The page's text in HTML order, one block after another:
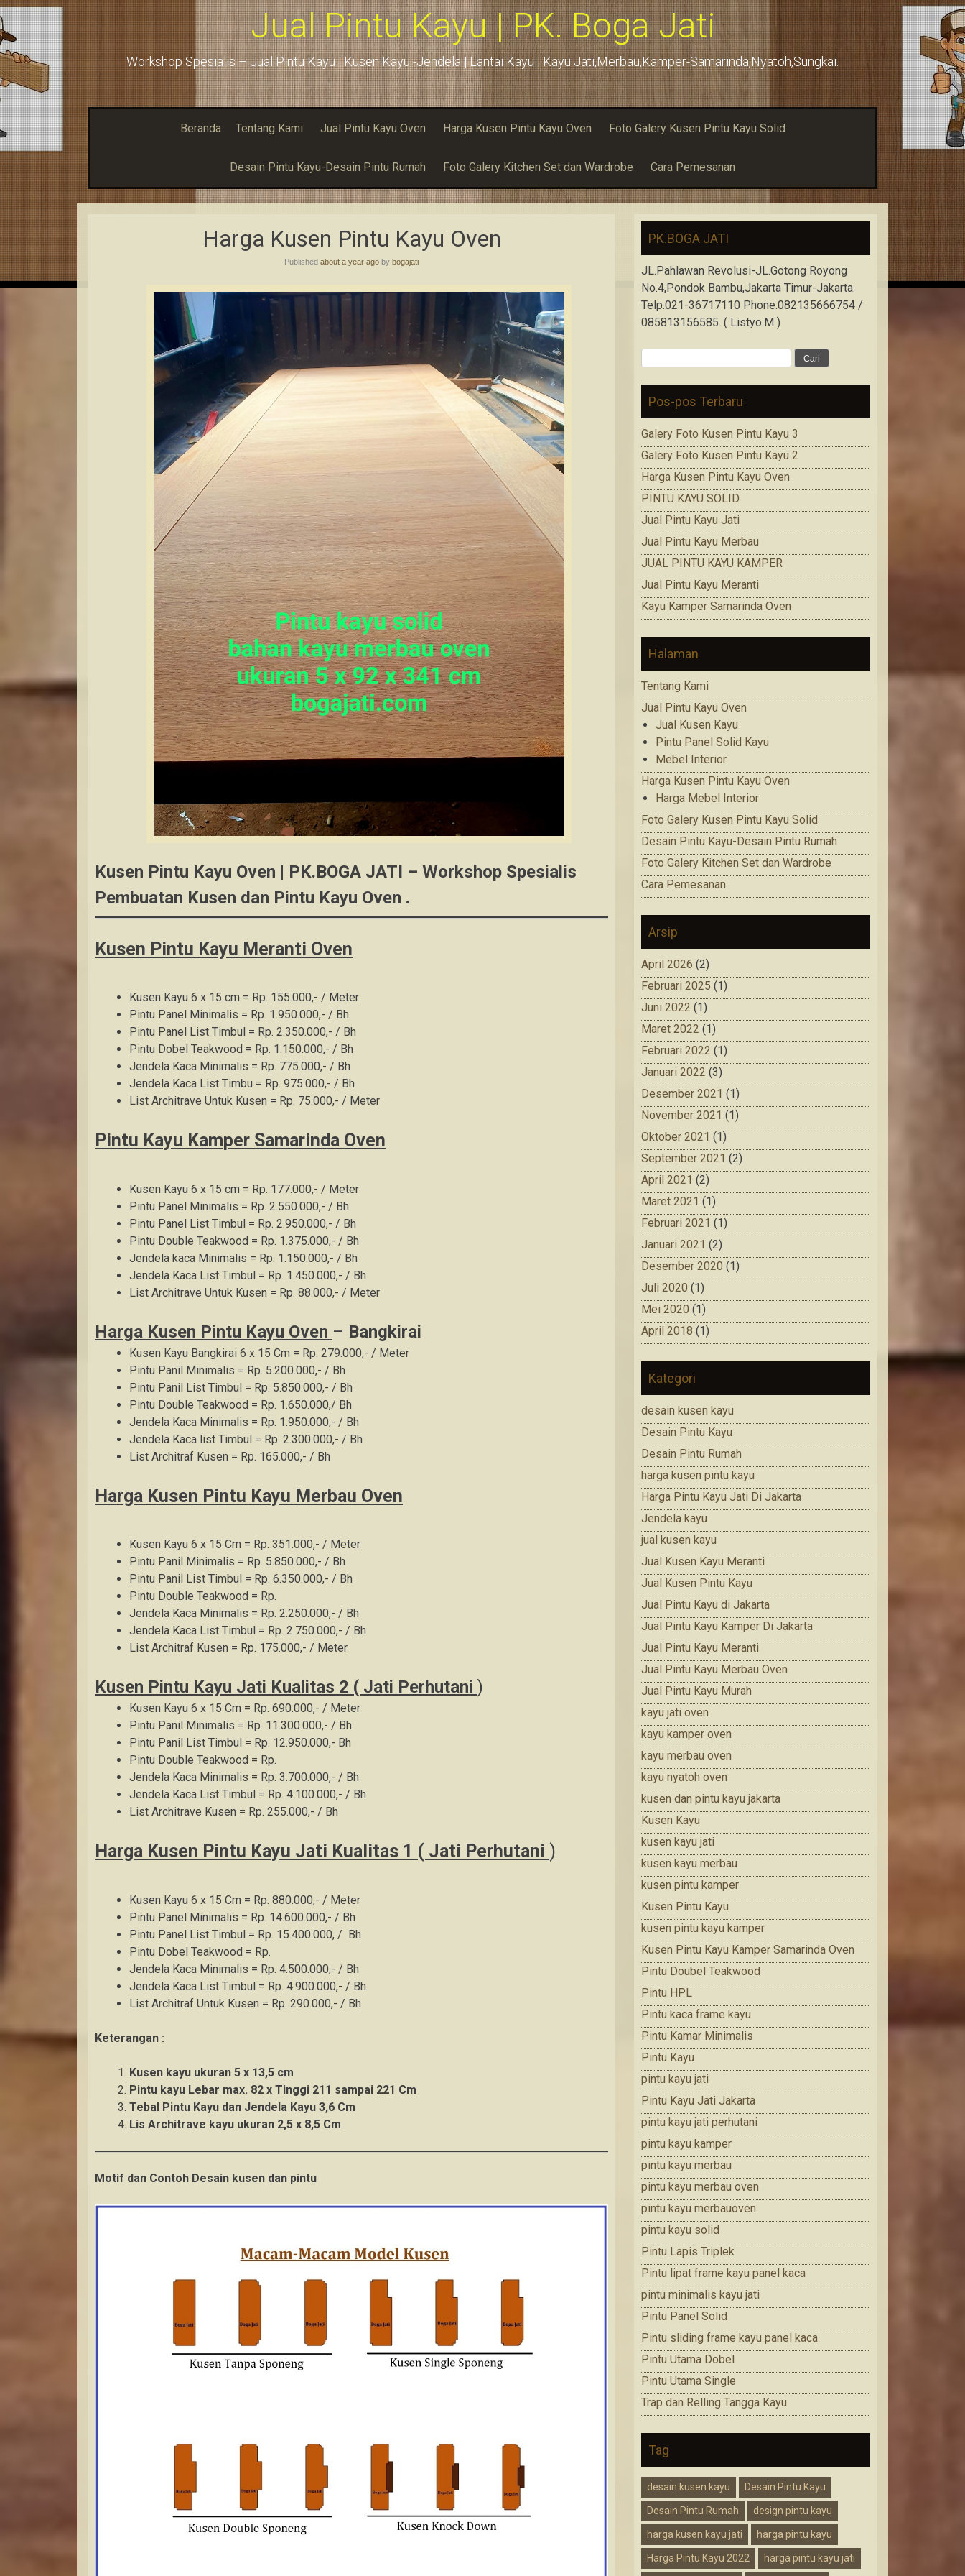
Jual Pintu Kayu | PK. Boga Jati
Workshop Spesialis – Jual Pintu Kayu | Kusen Kayu -Jendela | Lantai Kayu | Kayu Jati,Merbau,Kamper-Samarinda,Nyatoh,Sungkai.
Beranda Tentang Kami Jual Pintu Kayu Oven Harga Kusen Pintu Kayu Oven Foto Galery Kusen Pintu Kayu Solid
Desain Pintu Kayu-Desain Pintu Rumah Foto Galery Kitchen Set dan Wardrobe Cara Pemesanan
Harga Kusen Pintu Kayu Oven
Published about a year ago by bogajati
Kusen Pintu Kayu Oven | PK.BOGA JATI – Workshop Spesialis
Pembuatan Kusen dan Pintu Kayu Oven .
Kusen Pintu Kayu Meranti Oven
Kusen Kayu 6 x 15 cm = Rp. 155.000,- / Meter
Pintu Panel Minimalis = Rp. 1.950.000,- / Bh
Pintu Panel List Timbul = Rp. 2.350.000,- / Bh
Pintu Dobel Teakwood = Rp. 1.150.000,- / Bh
Jendela Kaca Minimalis = Rp. 775.000,- / Bh
Jendela Kaca List Timbu = Rp. 975.000,- / Bh
List Architrave Untuk Kusen = Rp. 75.000,- / Meter
Pintu Kayu Kamper Samarinda Oven
Kusen Kayu 6 x 15 cm = Rp. 177.000,- / Meter
Pintu Panel Minimalis = Rp. 2.550.000,- / Bh
Pintu Panel List Timbul = Rp. 2.950.000,- / Bh
Pintu Double Teakwood = Rp. 1.375.000,- / Bh
Jendela kaca Minimalis = Rp. 1.150.000,- / Bh
Jendela Kaca List Timbul = Rp. 1.450.000,- / Bh
List Architrave Untuk Kusen = Rp. 88.000,- / Meter
Harga Kusen Pintu Kayu Oven – Bangkirai
Kusen Kayu Bangkirai 6 x 15 Cm = Rp. 279.000,- / Meter
Pintu Panil Minimalis = Rp. 5.200.000,- / Bh
Pintu Panil List Timbul = Rp. 5.850.000,- / Bh
Pintu Double Teakwood = Rp. 1.650.000,/ Bh
Jendela Kaca Minimalis = Rp. 1.950.000,- / Bh
Jendela Kaca list Timbul = Rp. 2.300.000,- / Bh
List Architraf Kusen = Rp. 165.000,- / Bh
Harga Kusen Pintu Kayu Merbau Oven
Kusen Kayu 6 x 15 Cm = Rp. 351.000,- / Meter
Pintu Panil Minimalis = Rp. 5.850.000,- / Bh
Pintu Panil List Timbul = Rp. 6.350.000,- / Bh
Pintu Double Teakwood = Rp.
Jendela Kaca Minimalis = Rp. 2.250.000,- / Bh
Jendela Kaca List Timbul = Rp. 2.750.000,- / Bh
List Architraf Kusen = Rp. 175.000,- / Meter
Kusen Pintu Kayu Jati Kualitas 2 ( Jati Perhutani )
Kusen Kayu 6 x 15 Cm = Rp. 690.000,- / Meter
Pintu Panil Minimalis = Rp. 11.300.000,- / Bh
Pintu Panil List Timbul = Rp. 12.950.000,- Bh
Pintu Double Teakwood = Rp.
Jendela Kaca Minimalis = Rp. 3.700.000,- / Bh
Jendela Kaca List Timbul = Rp. 4.100.000,- / Bh
List Architrave Kusen = Rp. 255.000,- / Bh
Harga Kusen Pintu Kayu Jati Kualitas 1 ( Jati Perhutani )
Kusen Kayu 6 x 15 Cm = Rp. 880.000,- / Meter
Pintu Panel Minimalis = Rp. 14.600.000,- / Bh
Pintu Panel List Timbul = Rp. 15.400.000, / Bh
Pintu Dobel Teakwood = Rp.
Jendela Kaca Minimalis = Rp. 4.500.000,- / Bh
Jendela Kaca List Timbul = Rp. 4.900.000,- / Bh
List Architraf Untuk Kusen = Rp. 290.000,- / Bh
Keterangan :
Kusen kayu ukuran 5 x 13,5 cm
Pintu kayu Lebar max. 82 x Tinggi 211 sampai 221 Cm
Tebal Pintu Kayu dan Jendela Kayu 3,6 Cm
Lis Architrave kayu ukuran 2,5 x 8,5 Cm
Motif dan Contoh Desain kusen dan pintu
PK.BOGA JATI
JL.Pahlawan Revolusi-JL.Gotong Royong
No.4,Pondok Bambu,Jakarta Timur-Jakarta.
Telp.021-36717110 Phone.082135666754 /
085813156585. ( Listyo.M )
Pos-pos Terbaru
Galery Foto Kusen Pintu Kayu 3
Galery Foto Kusen Pintu Kayu 2
Harga Kusen Pintu Kayu Oven
PINTU KAYU SOLID
Jual Pintu Kayu Jati
Jual Pintu Kayu Merbau
JUAL PINTU KAYU KAMPER
Jual Pintu Kayu Meranti
Kayu Kamper Samarinda Oven
Halaman
Tentang Kami
Jual Pintu Kayu Oven
Jual Kusen Kayu
Pintu Panel Solid Kayu
Mebel Interior
Harga Kusen Pintu Kayu Oven
Harga Mebel Interior
Foto Galery Kusen Pintu Kayu Solid
Desain Pintu Kayu-Desain Pintu Rumah
Foto Galery Kitchen Set dan Wardrobe
Cara Pemesanan
Arsip
April 2026 (2)
Februari 2025 (1)
Juni 2022 (1)
Maret 2022 (1)
Februari 2022 (1)
Januari 2022 (3)
Desember 2021 (1)
November 2021 (1)
Oktober 2021 (1)
September 2021 (2)
April 2021 (2)
Maret 2021 (1)
Februari 2021 (1)
Januari 2021 (2)
Desember 2020 (1)
Juli 2020 (1)
Mei 2020 (1)
April 2018 (1)
Kategori
desain kusen kayu
Desain Pintu Kayu
Desain Pintu Rumah
harga kusen pintu kayu
Harga Pintu Kayu Jati Di Jakarta
Jendela kayu
jual kusen kayu
Jual Kusen Kayu Meranti
Jual Kusen Pintu Kayu
Jual Pintu Kayu di Jakarta
Jual Pintu Kayu Kamper Di Jakarta
Jual Pintu Kayu Meranti
Jual Pintu Kayu Merbau Oven
Jual Pintu Kayu Murah
kayu jati oven
kayu kamper oven
kayu merbau oven
kayu nyatoh oven
kusen dan pintu kayu jakarta
Kusen Kayu
kusen kayu jati
kusen kayu merbau
kusen pintu kamper
Kusen Pintu Kayu
kusen pintu kayu kamper
Kusen Pintu Kayu Kamper Samarinda Oven
Pintu Doubel Teakwood
Pintu HPL
Pintu kaca frame kayu
Pintu Kamar Minimalis
Pintu Kayu
pintu kayu jati
Pintu Kayu Jati Jakarta
pintu kayu jati perhutani
pintu kayu kamper
pintu kayu merbau
pintu kayu merbau oven
pintu kayu merbauoven
pintu kayu solid
Pintu Lapis Triplek
Pintu lipat frame kayu panel kaca
pintu minimalis kayu jati
Pintu Panel Solid
Pintu sliding frame kayu panel kaca
Pintu Utama Dobel
Pintu Utama Single
Trap dan Relling Tangga Kayu
Tag
desain kusen kayu Desain Pintu Kayu
Desain Pintu Rumah design pintu kayu
harga kusen kayu jati harga pintu kayu
Harga Pintu Kayu 2022 harga pintu kayu jati